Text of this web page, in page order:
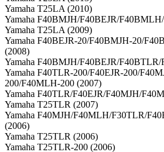
Yamaha T25LA (2010)
Yamaha F40BMJH/F40BEJR/
Yamaha T25LA (2009)
Yamaha F40BEJR-20/F40BMJH-20/
(2008)
Yamaha F40BMJH/F40BEJR/
Yamaha F40TLR-200/F40EJR-200/
200/F40MLH-200 (2007)
Yamaha F40TLR/F40EJR/F40MJH/
Yamaha T25TLR (2007)
Yamaha F40MJH/F40MLH/F30TLR/
(2006)
Yamaha T25TLR (2006)
Yamaha T25TLR-200 (2006)